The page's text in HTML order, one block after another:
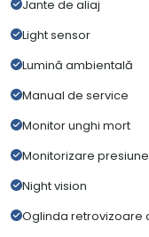
Jante de aliaj
Light sensor
Lumină ambientală
Manual de service
Monitor unghi mort
Monitorizare
Night vision
Oglinda retrovizoare